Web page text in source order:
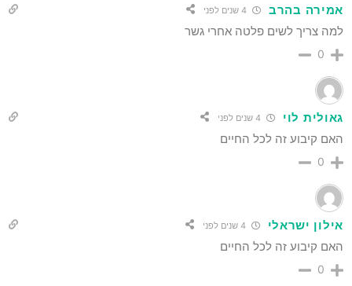
אמירה בהרב
למה צריך לשים פלטה אחרי גשר
0
גאולית לוי
האם קיבוע זה לכל החיים
0
אילון ישראלי
האם קיבוע זה לכל החיים
0